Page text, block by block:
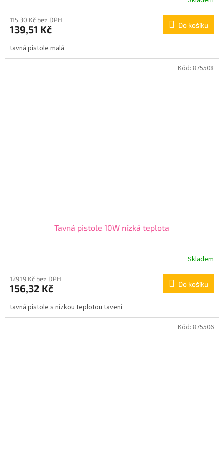
115,30 Kč bez DPH
139,51 Kč Do košíku
tavná pistole malá
Tavná pistole 10W nízká teplota
Skladem
129,19 Kč bez DPH
156,32 Kč Do košíku
tavná pistole s nízkou teplotou tavení
Kód: 875508
Kód: 875506